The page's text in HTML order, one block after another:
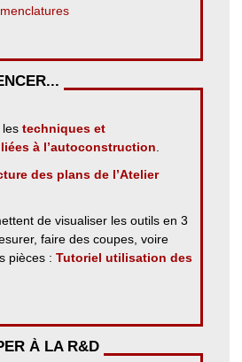
lestechniques et
à l’autoconstruction
des plans de l’Atelier
de visualiser les outils en 3
faire des coupes, voire
pièces :Tutoriel utilisation des
À LA R&D